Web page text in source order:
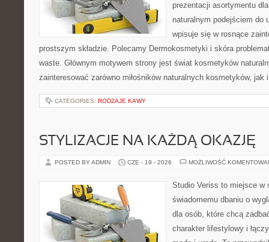
prezentacji asortymentu
naturalnym podejściem do
wpisuje się w rosnące
prostszym składzie. Polecamy Dermokosmetyki i skóra
waste. Głównym motywem strony jest świat kosmetyków
zainteresować zarówno miłośników naturalnych kosmetyków,
CATEGORIES: RODZAJE KAWY
STYLIZACJE NA KAŻDĄ OKAZJĘ
POSTED BY ADMIN CZE - 19 - 2026 MOŻLIWOŚĆ
Studio Veriss to miejsce w
świadomemu dbaniu o
dla osób, które chcą
charakter lifestylowy i